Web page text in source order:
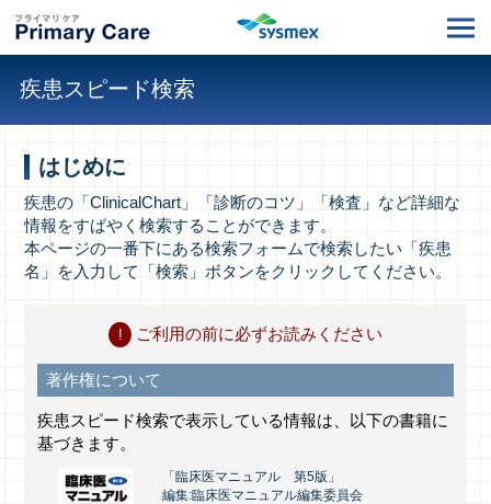
疾患スピード検索
はじめに
疾患の「ClinicalChart」「診断のコツ」「検査」など詳細な
情報をすばやく検索することができます。
本ページの一番下にある検索フォームで検索したい「疾患
名」を入力して「検索」ボタンをクリックしてください。
ご利用の前に必ずお読みください
著作権について
疾患スピード検索で表示している情報は、以下の書籍に
基づきます。
「臨床医マニュアル 第5版」
編集:臨床医マニュアル編集委員会